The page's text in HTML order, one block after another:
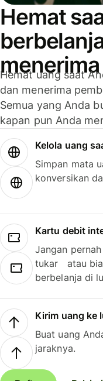
Hemat
Hemat uang saat
dan menerima
Semua yang Anda
kapan pun Anda
Kelola uang
Simpan mata
konversikan
Kartu debit
Jangan
tukar atau
berbelanja di
Kirim uang ke
Buat uang
jaraknya.